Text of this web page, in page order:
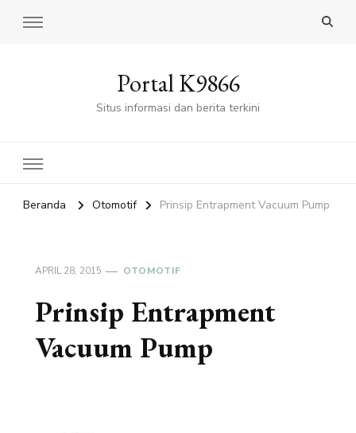
Portal K9866
Situs informasi dan berita terkini
Beranda Otomotif Prinsip Entrapment Vacuum Pump
APRIL 28, 2015 OTOMOTIF
Prinsip Entrapment
Vacuum Pump